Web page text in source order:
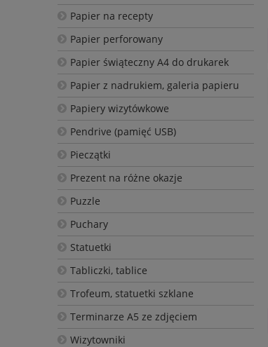
Papier na recepty
Papier perforowany
Papier świąteczny A4 do drukarek
Papier z nadrukiem, galeria papieru
Papiery wizytówkowe
Pendrive (pamięć USB)
Pieczątki
Prezent na różne okazje
Puzzle
Puchary
Statuetki
Tabliczki, tablice
Trofeum, statuetki szklane
Terminarze A5 ze zdjęciem
Wizytowniki